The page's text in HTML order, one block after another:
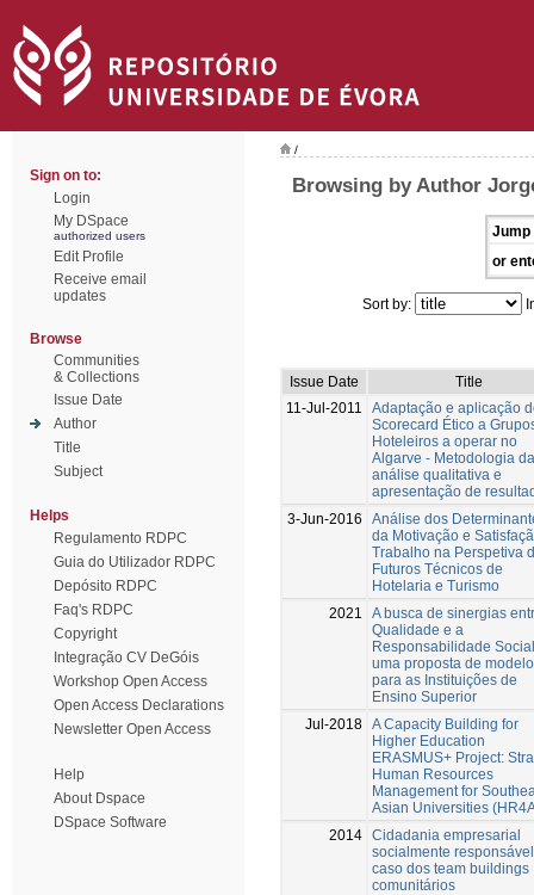
Sign on to:
Login
My DSpace
authorized users
Edit Profile
Receive email
updates
Browse
Communities
& Collections
Issue Date
Author
Title
Subject
Helps
Regulamento RDPC
Guia do Utilizador RDPC
Depósito RDPC
Faq's RDPC
Copyright
Integração CV DeGóis
Workshop Open Access
Open Access Declarations
Newsletter Open Access
Help
About Dspace
DSpace Software
/
Browsing by Author
Jump
or
Sort by:
Issue Date
Title
11-Jul-2011
Adaptação e aplicação
Scorecard Ético a
Hoteleiros a operar no
Algarve - Metodologia da
análise qualitativa e
apresentação de
3-Jun-2016
Análise dos
da Motivação e
Trabalho na Perspetiva
Futuros Técnicos de
Hotelaria e Turismo
2021
A busca de sinergias
Qualidade e a
Responsabilidade
uma proposta de modelo
para as Instituições de
Ensino Superior
Jul-2018 A Capacity Building for
Higher Education
ERASMUS+ Project:
Human Resources
Management for
Asian Universities
2014 Cidadania empresarial
socialmente
caso dos team buildings
comunitários